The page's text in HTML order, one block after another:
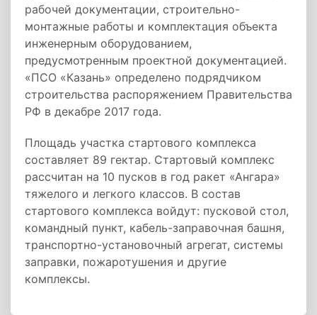
рабочей документации, строительно-
монтажные работы и комплектация объекта
инженерным оборудованием,
предусмотренным проектной документацией.
«ПСО «Казань» определено подрядчиком
строительства распоряжением Правительства
РФ в декабре 2017 года.
Площадь участка стартового комплекса
составляет 89 гектар. Стартовый комплекс
рассчитан на 10 пусков в год ракет «Ангара»
тяжелого и легкого классов. В состав
стартового комплекса войдут: пусковой стол,
командный пункт, кабель-заправочная башня,
транспортно-установочный агрегат, системы
заправки, пожаротушения и другие
комплексы.